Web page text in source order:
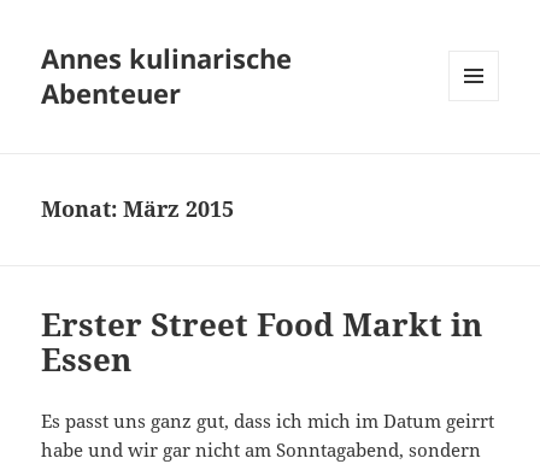
Annes kulinarische
Abenteuer
Monat:März 2015
Erster Street Food Markt in
Essen
Es passt uns ganz gut, dass ich mich im Datum geirrt
habe und wir gar nicht am Sonntagabend, sondern